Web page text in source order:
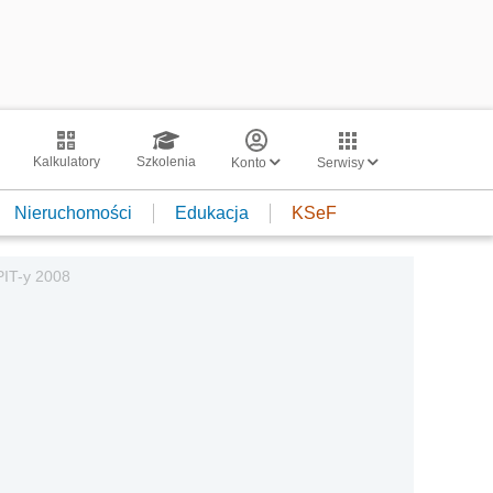
Kalkulatory Szkolenia Konto Serwisy
Nieruchomości Edukacja KSeF
y 2008